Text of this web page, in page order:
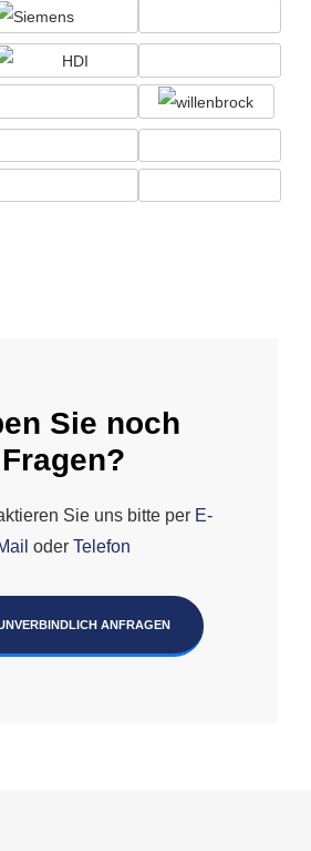
Sie noch
Fragen?
Sie uns bitte per E-
oder Telefon
ANFRAGEN